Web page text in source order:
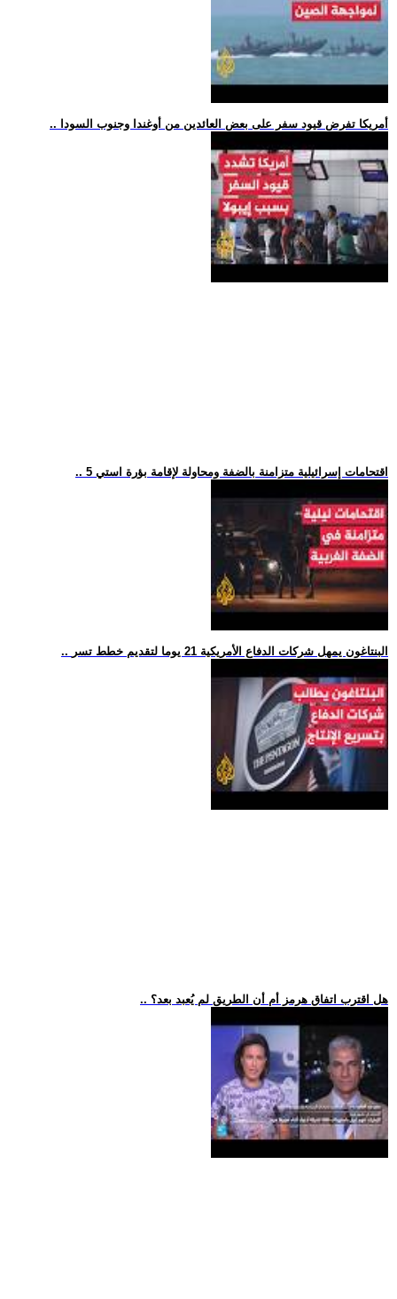
.. أمريكا تفرض قيود سفر على بعض العائدين من أوغندا وجنوب السودا
.. 5 اقتحامات إسرائيلية متزامنة بالضفة ومحاولة لإقامة بؤرة استي
.. البنتاغون يمهل شركات الدفاع الأمريكية 21 يوما لتقديم خطط تسر
.. هل اقترب اتفاق هرمز أم أن الطريق لم يُعبد بعد؟